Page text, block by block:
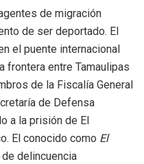
de migración
de ser deportado. El
el puente internacional
frontera entre Tamaulipas
de la Fiscalía General
de Defensa
a la prisión de El
El conocido como El
delincuencia